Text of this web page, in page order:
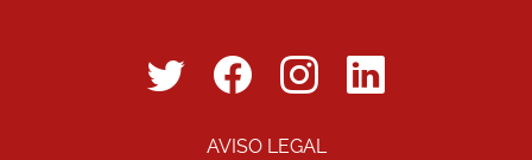
AVISO LEGAL